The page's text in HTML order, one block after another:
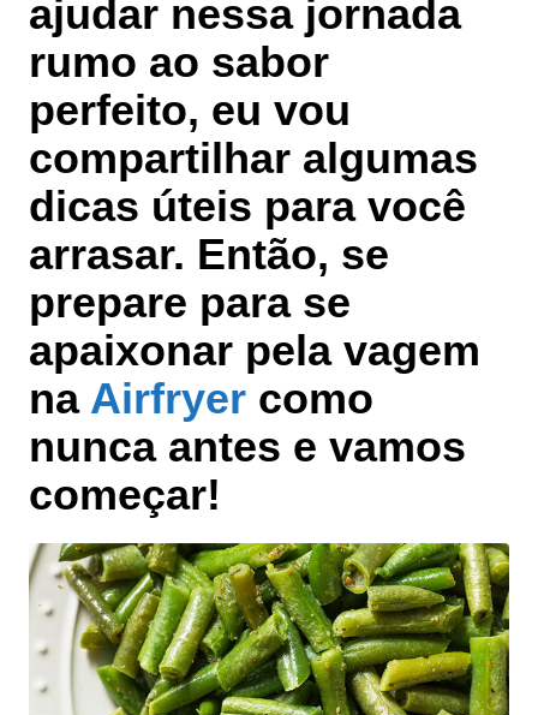
ajudar nessa jornada
rumo ao sabor
perfeito, eu vou
compartilhar algumas
dicas úteis para você
arrasar. Então, se
prepare para se
apaixonar pela vagem
na Airfryer como
nunca antes e vamos
começar!